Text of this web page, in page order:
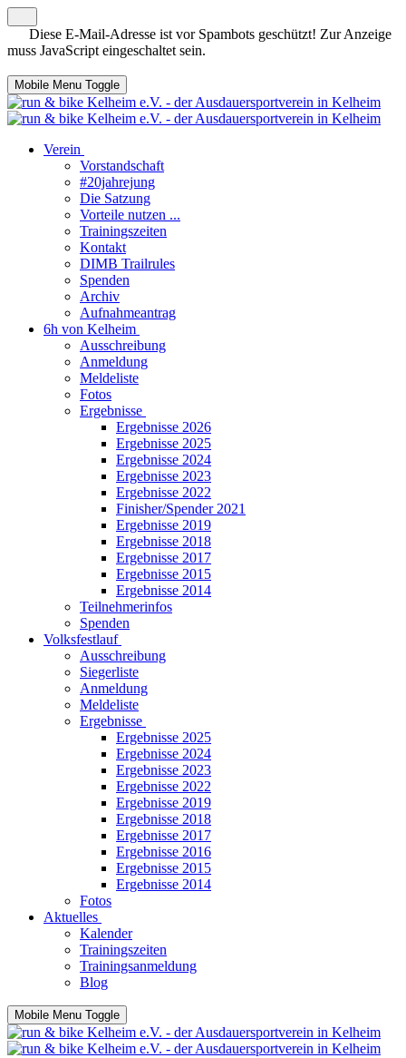
Diese E-Mail-Adresse ist vor Spambots geschützt! Zur Anzeige
muss JavaScript eingeschaltet sein.
Mobile Menu Toggle
Verein
Vorstandschaft
#20jahrejung
Die Satzung
Vorteile nutzen ...
Trainingszeiten
Kontakt
DIMB Trailrules
Spenden
Archiv
Aufnahmeantrag
6h von Kelheim
Ausschreibung
Anmeldung
Meldeliste
Fotos
Ergebnisse
Ergebnisse 2026
Ergebnisse 2025
Ergebnisse 2024
Ergebnisse 2023
Ergebnisse 2022
Finisher/Spender 2021
Ergebnisse 2019
Ergebnisse 2018
Ergebnisse 2017
Ergebnisse 2015
Ergebnisse 2014
Teilnehmerinfos
Spenden
Volksfestlauf
Ausschreibung
Siegerliste
Anmeldung
Meldeliste
Ergebnisse
Ergebnisse 2025
Ergebnisse 2024
Ergebnisse 2023
Ergebnisse 2022
Ergebnisse 2019
Ergebnisse 2018
Ergebnisse 2017
Ergebnisse 2016
Ergebnisse 2015
Ergebnisse 2014
Fotos
Aktuelles
Kalender
Trainingszeiten
Trainingsanmeldung
Blog
Mobile Menu Toggle